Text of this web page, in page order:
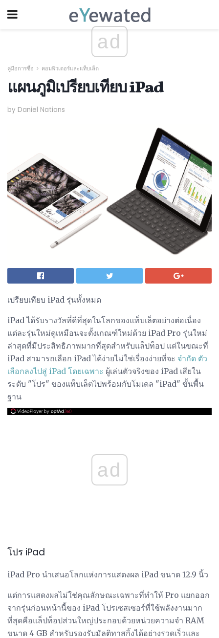
ad
คู่มือการซื้อ คอมพิวเตอร์และแท็บเล็ต
แผนภูมิเปรียบเทียบ iPad
by Daniel Nations
เปรียบเทียบ iPad รุ่นทั้งหมด
iPad ได้รับรางวัลที่ดีที่สุดในโลกของแท็บเล็ตอย่างต่อเนื่อง
แต่ละรุ่นใหม่ดูเหมือนจะตั้งเกณฑ์ใหม่ด้วย iPad Pro รุ่นใหม่
ล่าสุดที่มีประสิทธิภาพมากที่สุดสำหรับแล็ปท็อป แต่ในขณะที่
iPad สามารถเลือก iPad ได้ง่ายไม่ใช่เรื่องง่ายที่จะ จำกัด ตัว
เลือกลงไปสู่ ​​iPad โดยเฉพาะ ผู้เล่นตัวจริงของ iPad เสียใน
ระดับ "โปร" ของแท็บเล็ตไปพร้อมกับโมเดล "iPad" ขั้นพื้น
ฐาน
ad
โปร iPad
iPad Pro นำเสนอโลกแห่งการแสดงผล iPad ขนาด 12.9 นิ้ว
แต่การแสดงผลไม่ใช่คุณลักษณะเฉพาะที่ทำให้ Pro แยกออก
จากรุ่นก่อนหน้านี้ของ iPad โปรเซสเซอร์ที่ใช้พลังงานมาก
ที่สุดคือแล็ปท็อปส่วนใหญ่ประกอบด้วยหน่วยความจำ RAM
ขนาด 4 GB สำหรับรองรับมัลติทาสกิ้งได้อย่างรวดเร็วและ